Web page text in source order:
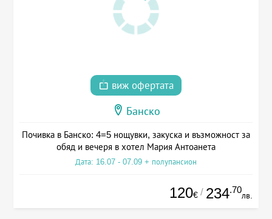
виж офертата
Банско
Почивка в Банско: 4=5 нощувки, закуска и възможност за
обяд и вечеря в хотел Мария Антоанета
Дата: 16.07 - 07.09 + полупансион
120€ / 234.70
лв.